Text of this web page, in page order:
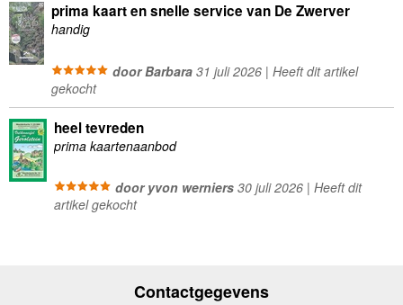
prima kaart en snelle service van De Zwerver
handig
door Barbara31 juli 2026 | Heeft dit artikel
gekocht
heel tevreden
prima kaartenaanbod
door yvon werniers30 juli 2026 | Heeft dit
artikel gekocht
Contactgegevens